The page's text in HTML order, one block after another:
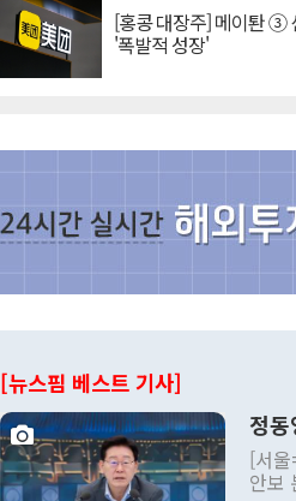
[홍콩 대장주] 메이퇀 ③
'폭발적 성장'
[뉴스핌 베스트 기사]
정
[서
안보